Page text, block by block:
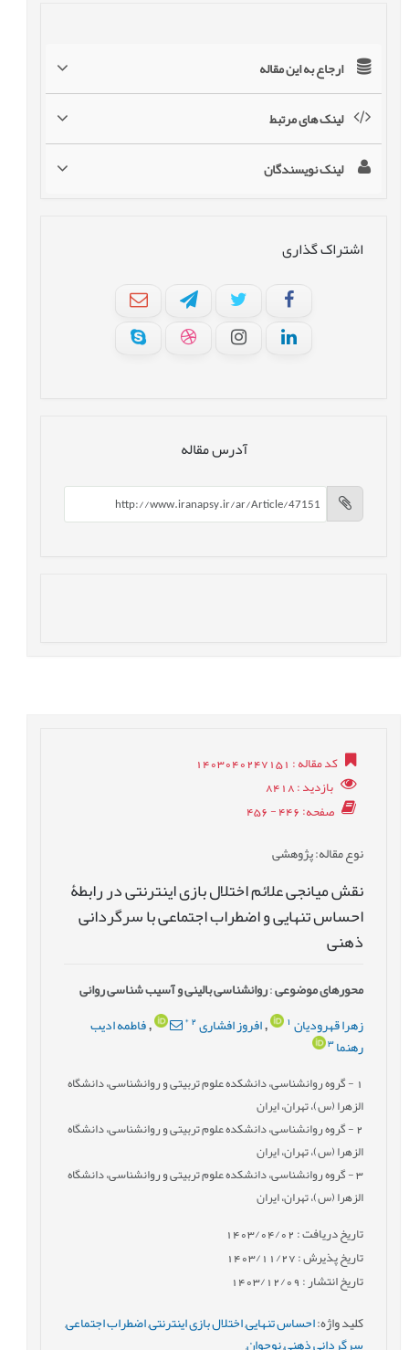
ارجاع به این مقاله
لینک های مرتبط
لینک نویسندگان
اشتراک گذاری
آدرس مقاله
کد مقاله: 1403040247151
بازدید: 8418
صفحه: 446 - 456
نوع مقاله: پژوهشی
نقش میانجی علائم اختلال بازی اینترنتی در رابطۀ
احساس تنهایی و اضطراب اجتماعی با سرگردانی
ذهنی
محورهای موضوعی:روانشناسی بالینی و آسیب شناسی روانی
زهرا قهرودیان
,افروز افشاری 2
*
,فاطمه ادیب
رهنما3
- گروه روانشناسی،‌ دانشکده علوم تربیتی و روانشناسی، دانشگاه
الزهرا (س)،‌ تهران، ایران
2- گروه روانشناسی،‌ دانشکده علوم تربیتی و روانشناسی، دانشگاه
الزهرا (س)،‌ تهران، ایران
3- گروه روانشناسی،‌ دانشکده علوم تربیتی و روانشناسی، دانشگاه
الزهرا (س)،‌ تهران، ایران
تاریخ دریافت : 1403/04/02
تاریخ پذیرش : 1403/11/27
تاریخ انتشار : 1403/12/09
کلید واژه:احساس تنهایی,اختلال بازی اینترنتی,اضطراب اجتماعی,
سرگردانی ذهنی,نوجوان,